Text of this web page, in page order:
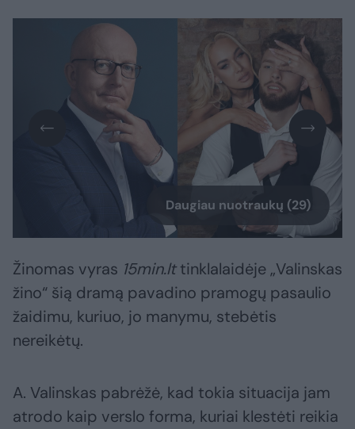
Daugiau nuotraukų (29)
Žinomas vyras 15min.lttinklalaidėje „Valinskas
žino“ šią dramą pavadino pramogų pasaulio
žaidimu, kuriuo, jo manymu, stebėtis
nereikėtų.
A. Valinskas pabrėžė, kad tokia situacija jam
atrodo kaip verslo forma, kuriai klestėti reikia